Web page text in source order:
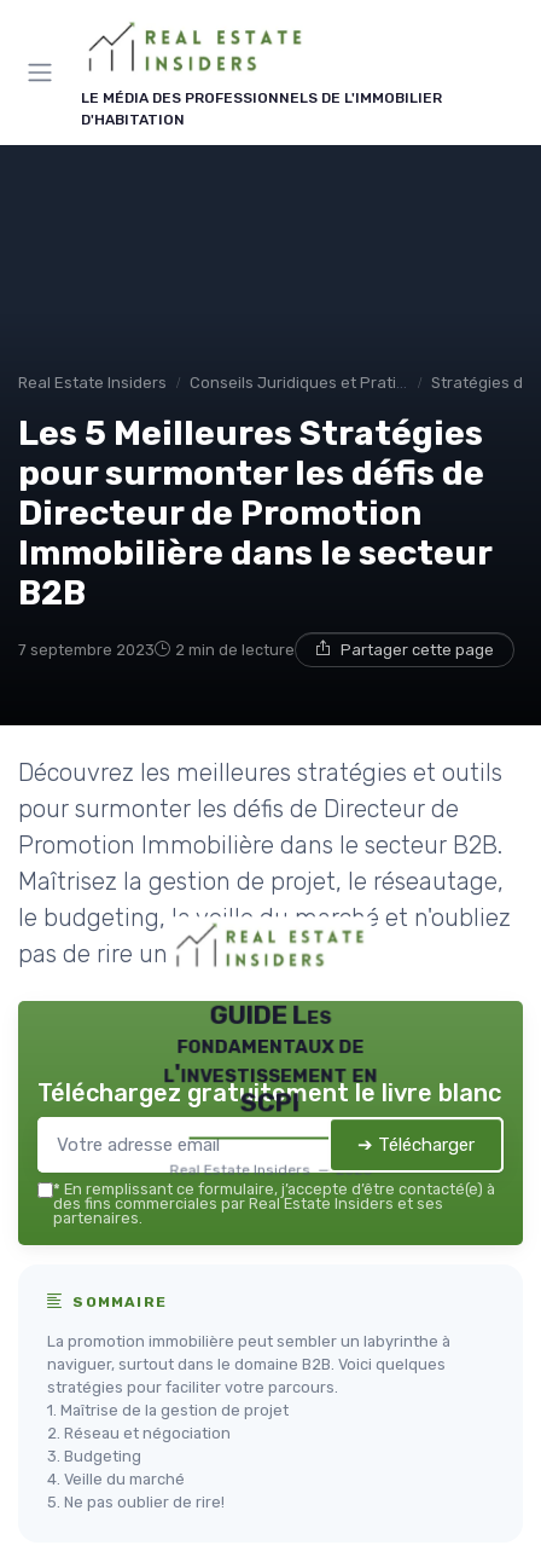
LE MÉDIA DES PROFESSIONNELS DE L'IMMOBILIER
D'HABITATION
Real Estate Insiders Conseils Juridiques et Pratiques Stratégies
Les 5 Meilleures Stratégies
pour surmonter les défis de
Directeur de Promotion
Immobilière dans le secteur
B2B
7 septembre 2023 2 min de lecture Partager cette page
Découvrez les meilleures stratégies et outils
pour surmonter les défis de Directeur de
Promotion Immobilière dans le secteur B2B.
Maîtrisez la gestion de projet, le réseautage,
le budgeting, la veille du marché et n'oubliez
pas de rire un peu !
GUIDE Les
fondamentaux de
l'investissement en
SCPI
Real Estate Insiders — 2026
Téléchargez gratuitement le livre blanc
➔ Télécharger
* En remplissant ce formulaire, j’accepte d’être contacté(e) à
des fins commerciales par Real Estate Insiders et ses
partenaires.
SOMMAIRE
La promotion immobilière peut sembler un labyrinthe à
naviguer, surtout dans le domaine B2B. Voici quelques
stratégies pour faciliter votre parcours.
1. Maîtrise de la gestion de projet
2. Réseau et négociation
3. Budgeting
4. Veille du marché
5. Ne pas oublier de rire!